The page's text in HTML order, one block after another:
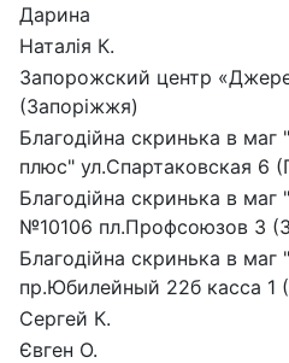
Дарина
Наталiя К.
Запорожский центр
(Запоріжжя)
Благодійна скринька в маг
плюс" ул.Спартаковская 6
Благодійна скринька в маг
№10106 пл.Профсоюзов 3
Благодійна скринька в маг
пр.Юбилейный 22б касса 1
Сергей К.
Євген О.